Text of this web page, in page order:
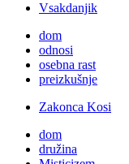
Vsakdanjik
dom
odnosi
osebna rast
preizkušnje
Zakonca Kosi
dom
družina